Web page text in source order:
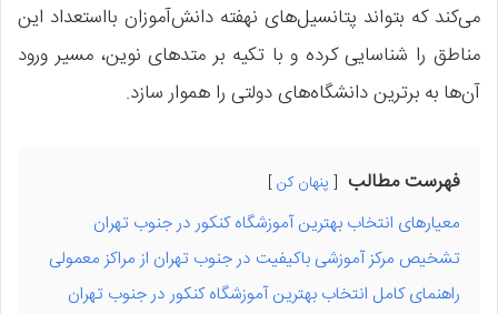
می‌کند که بتواند پتانسیل‌های نهفته دانش‌آموزان بااستعداد این
مناطق را شناسایی کرده و با تکیه بر متدهای نوین، مسیر ورود
آن‌ها به برترین دانشگاه‌های دولتی را هموار سازد.
فهرست مطالب پنهان کن
معیارهای انتخاب بهترین آموزشگاه کنکور در جنوب تهران
تشخیص مرکز آموزشی باکیفیت در جنوب تهران از مراکز معمولی
راهنمای کامل انتخاب بهترین آموزشگاه کنکور در جنوب تهران